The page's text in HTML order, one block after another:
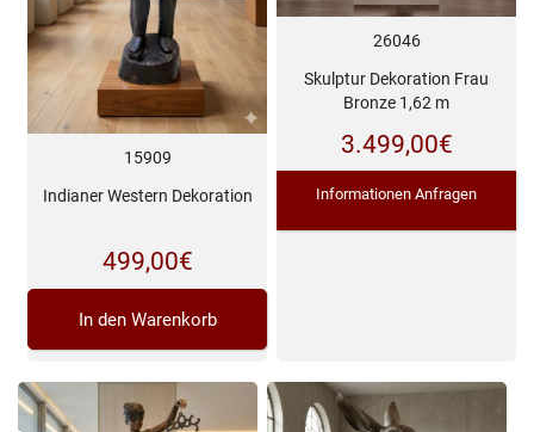
15909
Indianer Western Dekoration
499,00€
In den Warenkorb
26046
Skulptur Dekoration Frau
Bronze 1,62 m
3.499,00€
Informationen Anfragen